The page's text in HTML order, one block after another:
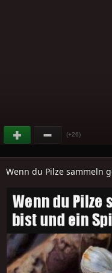
(+26)
Wenn du Pilze sammeln